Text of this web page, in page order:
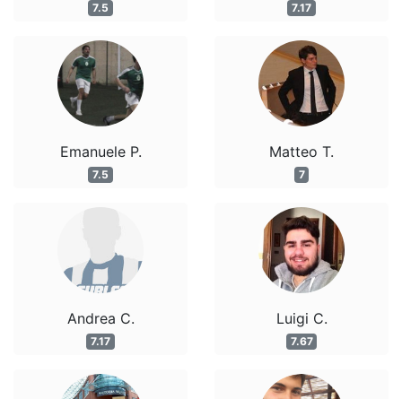
7.5
Emanuele P.
7.5
Andrea C.
7.17
7.17
Matteo T.
7
Luigi C.
7.67